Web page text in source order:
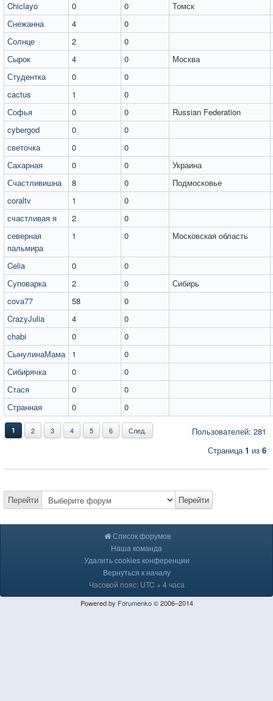
Chiclayo 0 0
Томск
Снежанна
4
0
Солнце
2
0
Сырок
4 0
Москва
Студентка
0
0
cactus
1
0
Софья
0 0
Russian Federation
cybergod
0
0
светочка
0
0
Сахарная
0 0
Украина
Счастливишна
8 0
Подмосковье
coraltv
1
0
счастливая я
2
0
северная
пальмира
1 0 Московская область
Celia 0
0
Суповарка
2 0
Сибирь
cova77
58
0
CrazyJulia
4
0
chabi
0
0
СынулинаМама
1
0
Сибирячка
0
0
Стася
0
0
Странная
0 0
Пользователей: 281
1 2 3 4 5 6 След.
Страница1 из 6
Перейти Перейти
Список форумов
Наша команда
Удалить cookies конференции
Вернуться к началу
Часовой пояс: UTC + 4 часа
Powered by Forumenko© 2006–2014